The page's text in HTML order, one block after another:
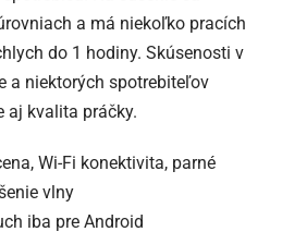
a má niekoľko pracích
do 1 hodiny. Skúsenosti v
a niektorých spotrebiteľov
aj kvalita práčky.
Wi-Fi konektivita, parné
vlny
iba pre Android